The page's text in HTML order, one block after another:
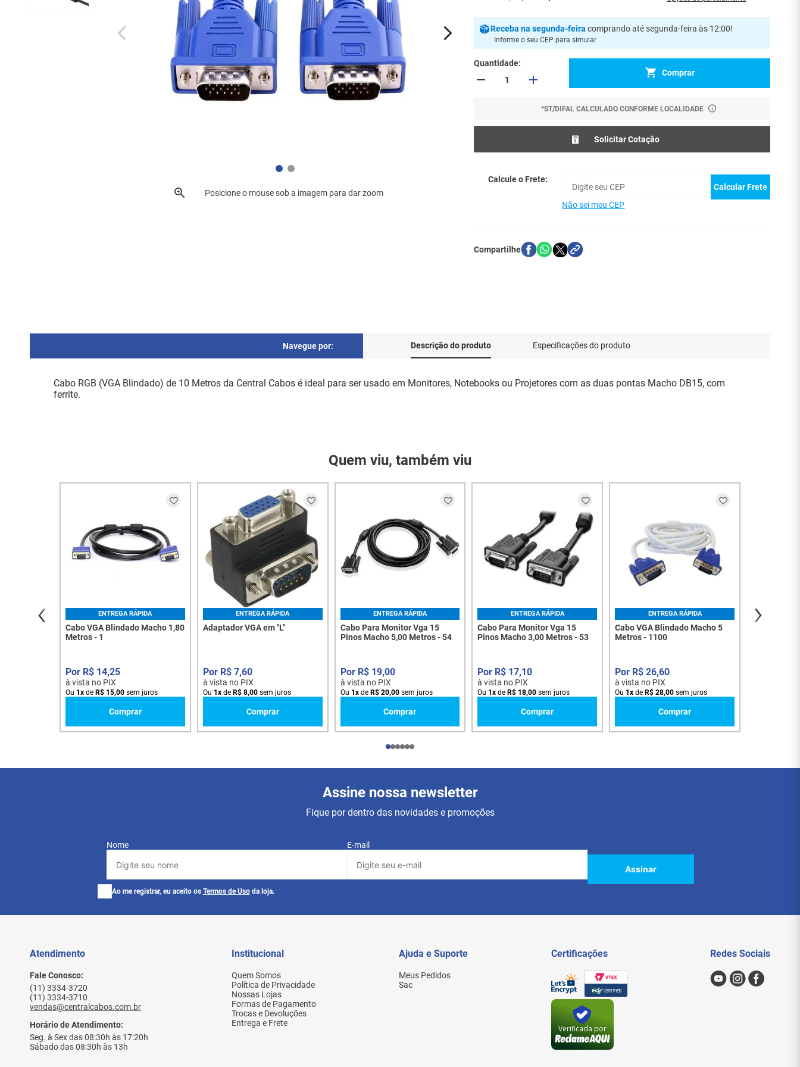
Posicione o mouse sob a imagem para dar zoom
Recebana segunda-feira comprando até segunda-feira às 12:00!
Informe o seu CEP para simular
Quantidade
Comprar
*ST/DIFAL CALCULADO CONFORME LOCALIDADE
Solicitar Cotação
Calcule o Frete:
Calcular Frete
Não sei meu CEP
Navegue por: Descrição do produto Especificações do produto
Cabo RGB (VGA Blindado) de 10 Metros da Central Cabos é ideal para ser usado em Monitores, Notebooks ou Projetores com as duas pontas Macho DB15, com
ferrite.
Quem viu, também viu
ENTREGA RÁPIDA
Cabo VGA Blindado Macho 1,80
Metros - 1
R$ 14,25
à vista no PIX
Ou 1x de R$ 15,00 sem juros
Comprar
ENTREGA RÁPIDA
Adaptador VGA em "L"
R$ 7,60
à vista no PIX
Ou 1xde R$ 8,00sem juros
Comprar
ENTREGA RÁPIDA
Cabo Para Monitor Vga 15
Pinos Macho 5,00 Metros - 54
R$ 19,00
à vista no PIX
Ou 1xde R$ 20,00sem juros
Comprar
ENTREGA RÁPIDA
Cabo Para Monitor Vga 15
Pinos Macho 3,00 Metros - 53
R$ 17,10
à vista no PIX
Ou 1x deR$ 18,00 sem juros
Comprar
ENTREGA RÁPIDA
Cabo VGA Blindado Macho 5
Metros - 1100
R$ 26,60
à vista no PIX
Ou 1x deR$ 28,00 sem juros
Comprar
Assine nossa newsletter
Fique por dentro das novidades e promoções
Nome E-mail
Assinar
Ao me registrar, eu aceito os Termos de Uso da loja.
Atendimento
Fale Conosco:
(11) 3334-3720
(11) 3334-3710
vendas@centralcabos.com.br
Horário de Atendimento:
Seg. à Sex das 08:30h às 17:20h
Sábado das 08:30h às 13h
Institucional
Quem Somos
Política de Privacidade
Nossas Lojas
Formas de Pagamento
Trocas e Devoluções
Entrega e Frete
Ajuda e Suporte
Meus Pedidos
Sac
Certificações
Verificada por
Redes Sociais